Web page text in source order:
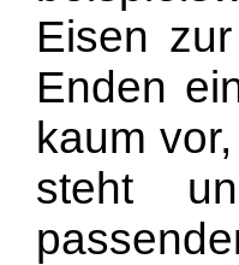
Eisen
Enden
kaum
steht